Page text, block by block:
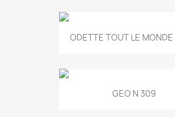
ODETTE TOUT LE MONDE
GEO N 309